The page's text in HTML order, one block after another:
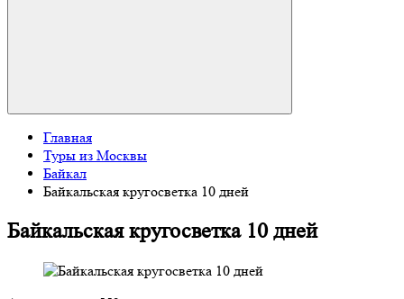
Главная
Туры из Москвы
Байкал
Байкальская кругосветка 10 дней
Байкальская кругосветка 10 дней